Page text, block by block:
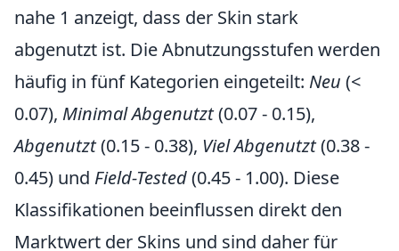
nahe 1 anzeigt, dass der Skin stark
abgenutzt ist. Die Abnutzungsstufen werden
häufig in fünf Kategorien eingeteilt: Neu (<
0.07), Minimal Abgenutzt(0.07 - 0.15),
Abgenutzt(0.15 - 0.38), Viel Abgenutzt(0.38 -
0.45) und Field-Tested(0.45 - 1.00). Diese
Klassifikationen beeinflussen direkt den
Marktwert der Skins und sind daher für